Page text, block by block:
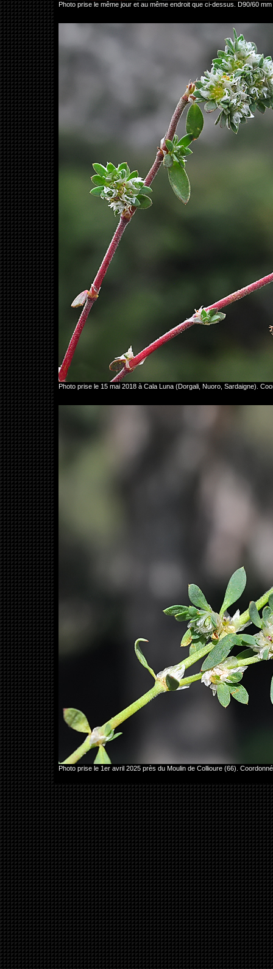
Photo prise le même jour et au même endroit que ci-dessus. D90/60
Photo prise le 15 mai 2018 à Cala Luna (Dorgali, Nuoro, Sardaigne).
Photo prise le 1er avril 2025 près du Moulin de Collioure (66).